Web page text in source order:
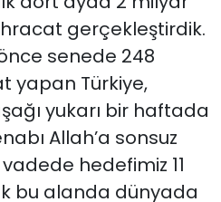
gerçekleştirdik.
senede 248
yapan Türkiye,
yukarı bir haftada
Allah’a sonsuz
hedefimiz 11
bu alanda dünyada